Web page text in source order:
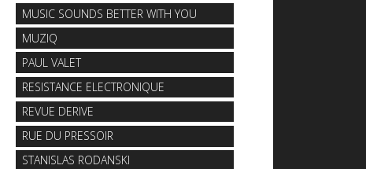
MUSIC SOUNDS BETTER WITH YOU
MUZIQ
PAUL VALET
RESISTANCE ELECTRONIQUE
REVUE DERIVE
RUE DU PRESSOIR
STANISLAS RODANSKI